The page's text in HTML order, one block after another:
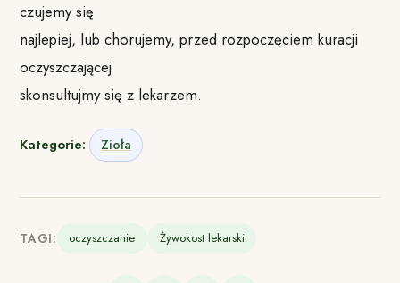
czujemy się
najlepiej, lub chorujemy, przed rozpoczęciem kuracji
oczyszczającej
skonsultujmy się z lekarzem.
Kategorie: Zioła
TAGI: oczyszczanie Żywokost lekarski